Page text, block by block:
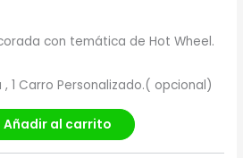
con temática de Hot Wheel.
1 Carro Personalizado.( opcional)
Añadir al carrito